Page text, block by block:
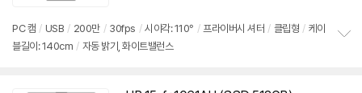
뷰
PC 캠 / USB / 200만 / 30fps / 시야각: 110° / 프라이버시 셔터 / 클립형 / 케이
블길이: 140cm / 자동 밝기, 화이트밸런스